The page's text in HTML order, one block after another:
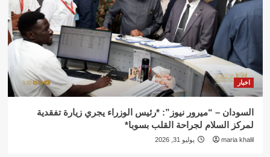
اخبار
السودان – “ميرور نيوز”: *رئيس الوزراء يجري زيارة تفقدية
لمركز السلام لجراحة القلب بسوبا*
maria khalil يوليو 31, 2026